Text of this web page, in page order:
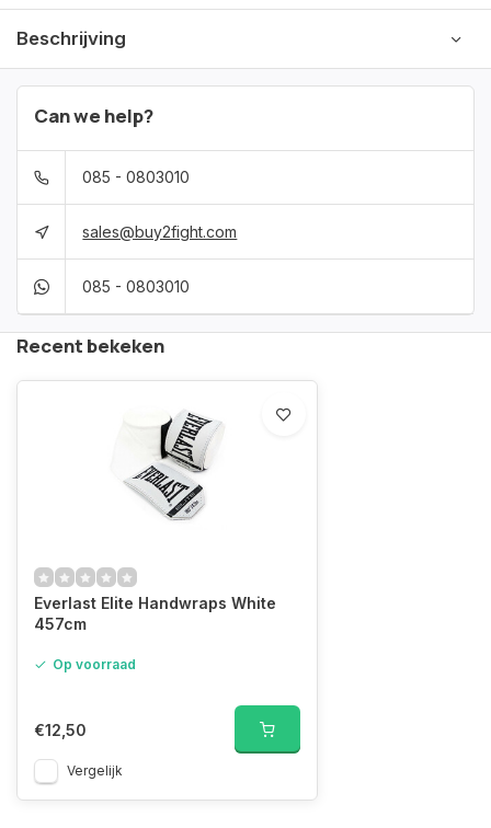
Beschrijving
Can we help?
085 - 0803010
sales@buy2fight.com
085 - 0803010
Recent bekeken
Everlast Elite Handwraps White
457cm
Op voorraad
€12,50
Vergelijk